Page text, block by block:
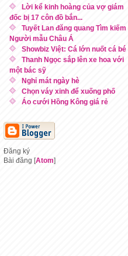
Lời kể kinh hoàng của vợ giám
đốc bị 17 côn đồ bắn...
Tuyết Lan đăng quang Tìm kiếm
Người mẫu Châu Á
Showbiz Việt: Cá lớn nuốt cá bé
Thanh Ngọc sắp lên xe hoa với
một bác sỹ
Nghỉ mát ngày hè
Chọn váy xinh để xuống phố
Áo cưới Hồng Kông giá rẻ
Đăng ký
Bài đăng [Atom]